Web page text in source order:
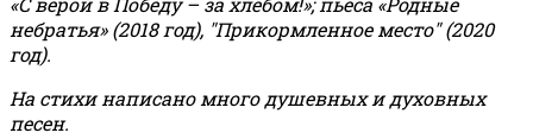
небратья» (2018 год), "Прикормленное место" (2020
год).
На стихи написано много душевных и духовных
песен.